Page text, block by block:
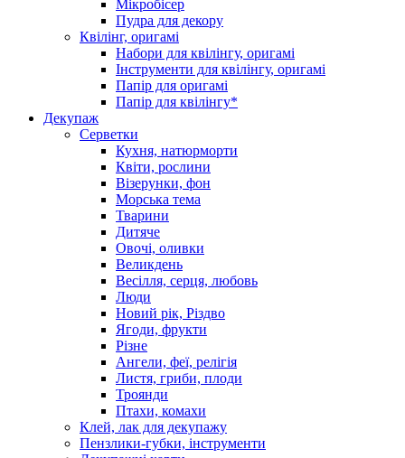
Мікробісер
Пудра для декору
Квілінг, оригамі
Набори для квілінгу, оригамі
Інструменти для квілінгу, оригамі
Папір для оригамі
Папір для квілінгу*
Декупаж
Серветки
Кухня, натюрморти
Квіти, рослини
Візерунки, фон
Морська тема
Тварини
Дитяче
Овочі, оливки
Великдень
Весілля, серця, любовь
Люди
Новий рік, Різдво
Ягоди, фрукти
Різне
Ангели, феї, релігія
Листя, гриби, плоди
Троянди
Птахи, комахи
Клей, лак для декупажу
Пензлики-губки, інструменти